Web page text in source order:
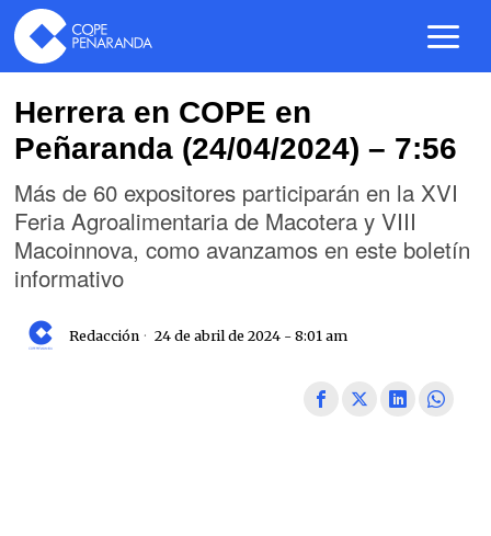
Herrera en COPE en
Peñaranda (24/04/2024) – 7:56
Más de 60 expositores participarán en la XVI
Feria Agroalimentaria de Macotera y VIII
Macoinnova, como avanzamos en este boletín
informativo
Redacción 24 de abril de 2024 - 8:01 am